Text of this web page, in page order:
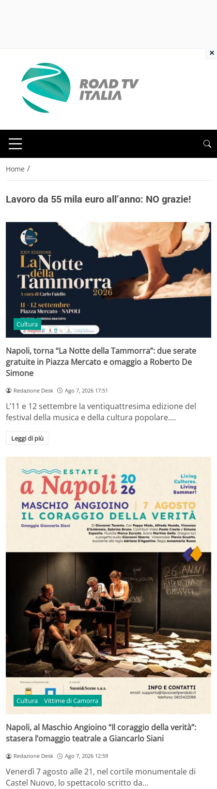
Home /
Lavoro da 55 mila euro all’anno: NO grazie!
Cultura
Napoli, torna “La Notte della Tammorra”: due serate
gratuite in Piazza Mercato e omaggio a Roberto De
Simone
Redazione Desk Ago 7, 2026 17:51
L’11 e 12 settembre la ventiquattresima edizione del
festival della musica e della cultura popolare.…
Leggi di più
Cultura Vittime di Camorra
Napoli, al Maschio Angioino “Il coraggio della verità”:
stasera l’omaggio teatrale a Giancarlo Siani
Redazione Desk Ago 7, 2026 12:59
Venerdì 7 agosto alle 21, nel cortile monumentale di
Castel Nuovo, lo spettacolo scritto da…
×